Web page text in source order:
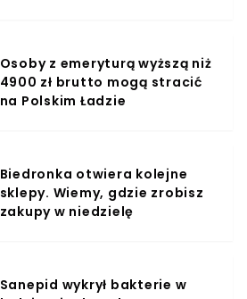
Osoby z emeryturą wyższą niż
4900 zł brutto mogą stracić
na Polskim Ładzie
Biedronka otwiera kolejne
sklepy. Wiemy, gdzie zrobisz
zakupy w niedzielę
Sanepid wykrył bakterie w